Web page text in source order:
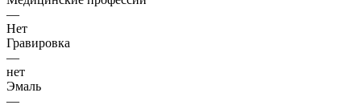
—
Нет
Гравировка
—
нет
Эмаль
—